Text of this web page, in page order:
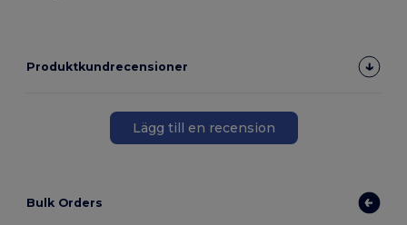
Produktkundrecensioner
Lägg till en recension
Bulk Orders